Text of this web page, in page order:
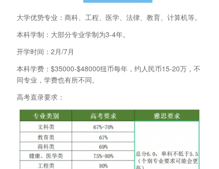
大学优势专业：商科、工程、医学、法律、教育、计算机等。
本科学制：大部分专业学制为3-4年。
开学时间：2月/7月
本科学费：$35000-$48000纽币每年，约人民币15-20万，不
同专业，学费也有所不同。
高考直录要求：